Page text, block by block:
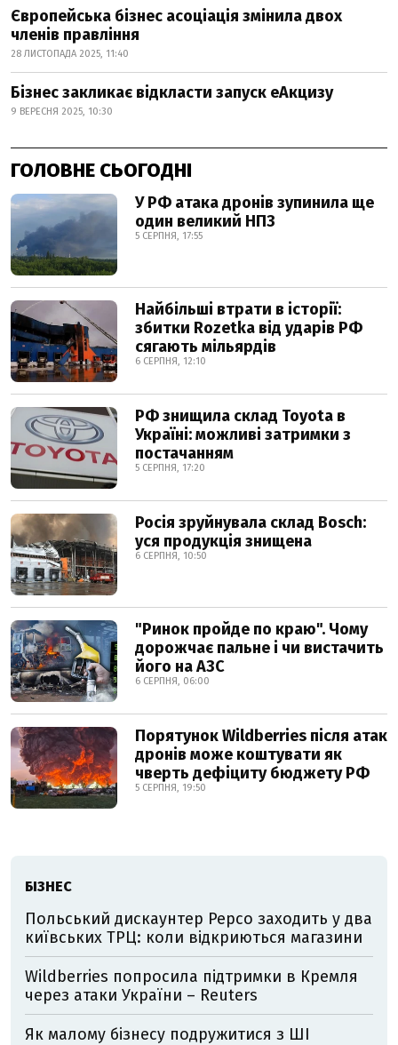
Європейська бізнес асоціація змінила двох
членів правління
28 ЛИСТОПАДА 2025, 11:40
Бізнес закликає відкласти запуск еАкцизу
9 ВЕРЕСНЯ 2025, 10:30
ГОЛОВНЕ СЬОГОДНІ
У РФ атака дронів зупинила ще
один великий НПЗ
5 СЕРПНЯ, 17:55
Найбільші втрати в історії:
збитки Rozetka від ударів РФ
сягають мільярдів
6 СЕРПНЯ, 12:10
РФ знищила склад Toyota в
Україні: можливі затримки з
постачанням
5 СЕРПНЯ, 17:20
Росія зруйнувала склад Bosch:
уся продукція знищена
6 СЕРПНЯ, 10:50
"Ринок пройде по краю". Чому
дорожчає пальне і чи вистачить
його на АЗС
6 СЕРПНЯ, 06:00
Порятунок Wildberries після атак
дронів може коштувати як
чверть дефіциту бюджету РФ
5 СЕРПНЯ, 19:50
БІЗНЕС
Польський дискаунтер Pepco заходить у два
київських ТРЦ: коли відкриються магазини
Wildberries попросила підтримки в Кремля
через атаки України – Reuters
Як малому бізнесу подружитися з ШІ